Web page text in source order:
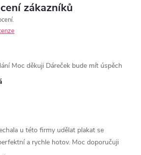
zákazníků
Moc děkuji Dáreček bude mít úspěch
u této firmy udělat plakat se
a rychle hotov. Moc doporučuji